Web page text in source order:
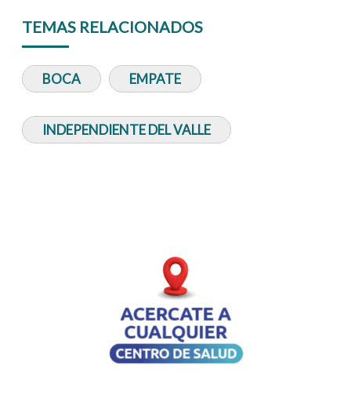
TEMAS RELACIONADOS
BOCA EMPATE
INDEPENDIENTE DEL VALLE